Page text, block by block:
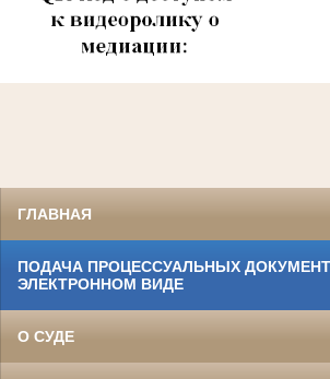
ГЛАВНАЯ
ПОДАЧА ПРОЦЕССУАЛЬНЫХ
ЭЛЕКТРОННОМ ВИДЕ
О СУДЕ